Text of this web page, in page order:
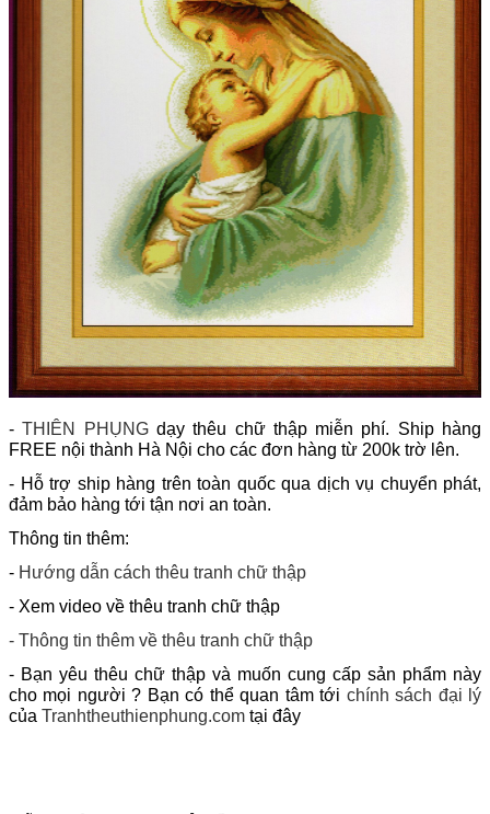
-THIÊN PHỤNG dạy thêu chữ thậpmiễn phí. Ship hàng
FREE nội thành Hà Nội cho các đơn hàng từ 200k trờ lên.
- Hỗ trợ ship hàng trên toàn quốc qua dịch vụ chuyển phát,
đảm bảo hàng tới tận nơi an toàn.
Thông tin thêm:
- Hướng dẫn cách thêu tranh chữ thập
- Xem video về thêu tranh chữ thập
- Thông tin thêm về thêu tranh chữ thập
- Bạn yêu thêu chữ thập và muốn cung cấp sản phẩm này
cho mọi người ? Bạn có thể quan tâm tới chính sách đại lý
của Tranhtheuthienphung.com tại đây